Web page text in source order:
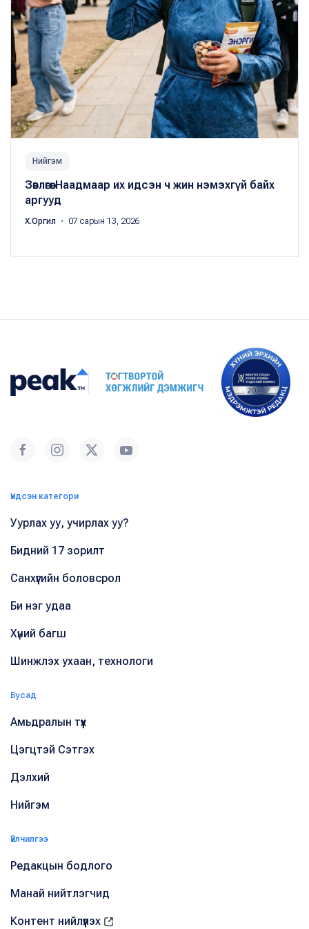
Нийгэм
Зөвлөгөө: Наадмаар их идсэн ч жин нэмэхгүй байх
аргууд
Х.Оргил ・ 07 сарын 13, 2026
Үндсэн категори
Уурлах уу, учирлах уу?
Бидний 17 зорилт
Санхүүгийн боловсрол
Би нэг удаа
Хүний багш
Шинжлэх ухаан, технологи
Бусад
Амьдралын түүх
Цэгцтэй Сэтгэх
Дэлхий
Нийгэм
Үйлчилгээ
Редакцын бодлого
Манай нийтлэгчид
Контент нийлүүлэх